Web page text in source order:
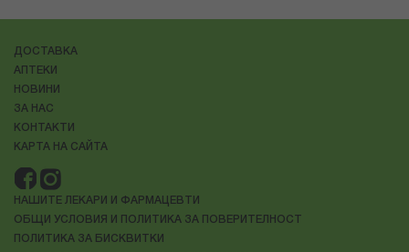
ДОСТАВКА
АПТЕКИ
НОВИНИ
ЗА НАС
КОНТАКТИ
КАРТА НА САЙТА
НАШИТЕ ЛЕКАРИ И ФАРМАЦЕВТИ
ОБЩИ УСЛОВИЯ И ПОЛИТИКА ЗА ПОВЕРИТЕЛНОСТ
ПОЛИТИКА ЗА БИСКВИТКИ